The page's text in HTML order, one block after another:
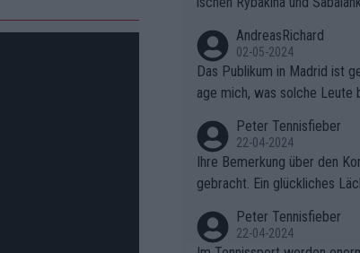
AndreasRichard
02-05-2024
Das Publikum in Madrid ist
age mich, was solche Leute
ben.
Peter Tennisfieber
22-04-2024
Ihre Bemerkung über den
gebracht. Ein glückliches
Peter Tennisfieber
22-04-2024